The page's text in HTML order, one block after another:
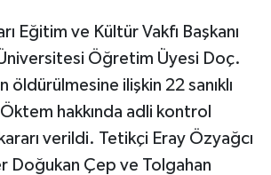
Eğitim ve Kültür Vakfı Başkanı
Öğretim Üyesi Doç.
öldürülmesine ilişkin 22 sanıklı
hakkında adli kontrol
verildi. Tetikçi Eray Özyağcı
Doğukan Çep ve Tolgahan